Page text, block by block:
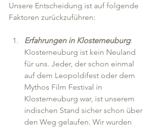
Unsere Entscheidung ist auf folgende
Faktoren zurückzuführen:
Erfahrungen in Klosterneuburg:
Klosterneuburg ist kein Neuland
für uns. Jeder, der schon einmal
auf dem Leopoldifest oder dem
Mythos Film Festival in
Klosterneuburg war, ist unserem
indischen Stand sicher schon über
den Weg gelaufen. Wir wurden